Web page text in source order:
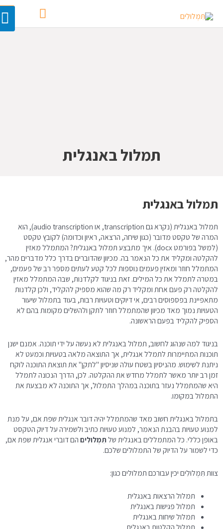
תמלול באנגלית
תמלול באנגלית
תמלול באנגלית (נקרא גם transcription, או audio transcription), הוא
המרה של טקסט מדובר (כגון שיחה, הרצאה, ראיון וכדומה) לקובץ טקסט
(למשל בפורמט docx). איך מתבצע תמלול באנגלית? המתמלל מאזין
להקלטה ומקליד את כל הנאמר בה. מכיוון שהדוברים בדרך כלל מדברים מהר,
המתמלל חוזר ומאזין פעמים נוספות לכל קטע לעתים מספר רב של פעמים,
במטרה לתמלל את כל המילים. זאת בניגוד לקלדנות, שבה המתמלל מאזין
להקלטה רק פעם אחת ומקליד רק מה שהוא מספיק להקליד, ולכן קלדנות
מתאפיינת בפספוסים רבים, אי דיוקים וטעויות רבות, בעוד בתמלול שיעור
הטעויות נמוך מאד מכיוון שהמתמלל חוזר לתקן ולהשלים מקומות בהם לא
הספיק להקליד בפעם הראשונה.
בניגוד למה שנהוג לחשוב, תמלול באנגלית לא נעשה על ידי תוכנה. אמנם ישנן
תוכנות המתיימרות לתמלל אנגלית, אך התוצאה מלאה בטעויות וכמעט לא
ניתנת לשימוש. מהניסיון בשטח עולה שניסיון "לתקן" את תוצאת התוכנה לוקח
זמן רב יותר מאשר לתמלל מחדש את ההקלטה. לכן, הדרך הנכונה לתמלל
היא שהמתמלל נעזר בתוכנה במהלך התמלול, אך התוכנה לא מבצעת את
התמלול במקומו.
בתמלול באנגלית חשוב מאד שהמתמלל יהיה דובר אנגלית שפת אם, על מנת
למנוע טעויות בהבנת הנאמר, למנוע טעויות כתיב ולשמירה על דיוק הטקסט
באופן כללי. כל המתמללים באנגלית שלתִּמְלוּלִיםהם דוברי אנגלית שפת אם,
כדי לשמור על הדיוק של התמלולים שלכם.
צוות תִּמְלוּלִים יכין עבורכם תמלולים כגון:
תמלול הרצאות באנגלית
תמלול פגישות באנגלית
תמלול שיחות באנגלית
תמלול הקלטות באנגלית